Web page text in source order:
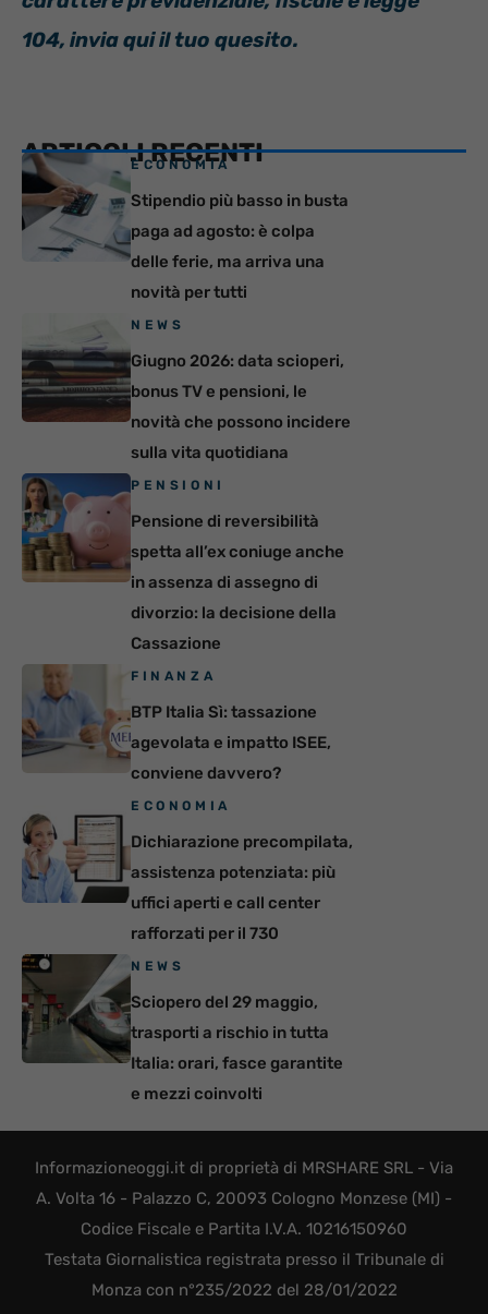
104, invia qui il tuo quesito.
ARTICOLI RECENTI
ECONOMIA
Stipendio più basso in busta
paga ad agosto: è colpa
delle ferie, ma arriva una
novità per tutti
NEWS
Giugno 2026: data scioperi,
bonus TV e pensioni, le
novità che possono incidere
sulla vita quotidiana
PENSIONI
Pensione di reversibilità
spetta all’ex coniuge anche
in assenza di assegno di
divorzio: la decisione della
Cassazione
FINANZA
BTP Italia Sì: tassazione
agevolata e impatto ISEE,
conviene davvero?
ECONOMIA
Dichiarazione precompilata,
assistenza potenziata: più
uffici aperti e call center
rafforzati per il 730
NEWS
Sciopero del 29 maggio,
trasporti a rischio in tutta
Italia: orari, fasce garantite
e mezzi coinvolti
Informazioneoggi.it di proprietà di MRSHARE SRL - Via
A. Volta 16 - Palazzo C, 20093 Cologno Monzese (MI) -
Codice Fiscale e Partita I.V.A. 10216150960
Testata Giornalistica registrata presso il Tribunale di
Monza con n°235/2022 del 28/01/2022